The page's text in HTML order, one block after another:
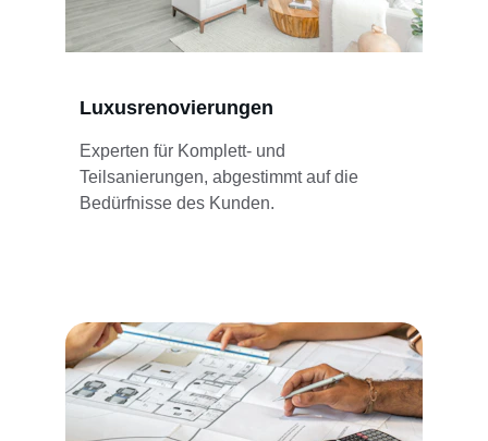
Luxusrenovierungen
Experten für Komplett- und
Teilsanierungen, abgestimmt auf die
Bedürfnisse des Kunden.